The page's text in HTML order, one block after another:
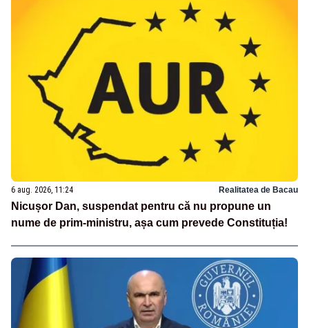
6 aug. 2026, 11:24 Realitatea de Bacau
Nicușor Dan, suspendat pentru că nu propune un
nume de prim-ministru, așa cum prevede Constituția!